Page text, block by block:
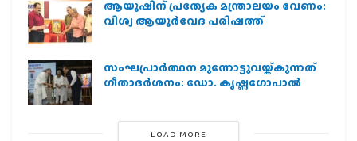
ആയുഷിന് പ്രത്യേക മന്ത്രാലയം വേണം:
വിശ്വ ആയുര്‍വേദ പരിഷത്ത്
സംഘപ്രാര്‍ത്ഥന മുന്നോട്ടുവയ്ക്കുന്നത്
ഗീതാദര്‍ശനം: ഡോ. കൃഷ്ണഗോപാല്‍
LOAD MORE